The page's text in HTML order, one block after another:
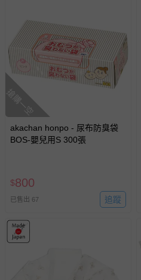
搶購一空
akachan honpo - 尿布防臭袋
BOS-嬰兒用S 300張
$800
已售出 67 追蹤